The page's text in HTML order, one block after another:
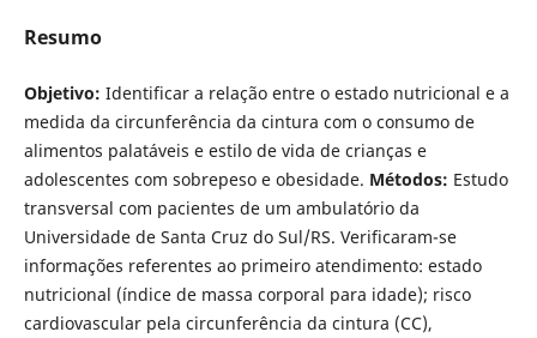
Resumo
Objetivo: Identificar a relação entre o estado nutricional e a
medida da circunferência da cintura com o consumo de
alimentos palatáveis e estilo de vida de crianças e
adolescentes com sobrepeso e obesidade. Métodos: Estudo
transversal com pacientes de um ambulatório da
Universidade de Santa Cruz do Sul/RS. Verificaram-se
informações referentes ao primeiro atendimento: estado
nutricional (índice de massa corporal para idade); risco
cardiovascular pela circunferência da cintura (CC),